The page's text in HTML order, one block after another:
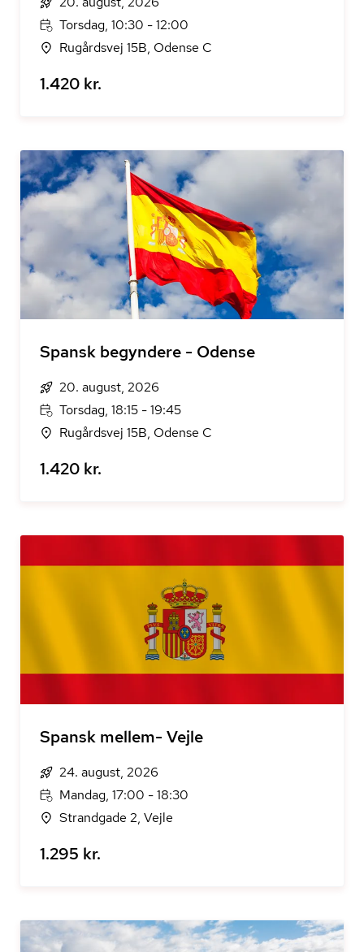
Torsdag, 10:30 - 12:00
Rugårdsvej 15B, Odense C
1.420 kr.
Spansk begyndere - Odense
20. august, 2026
Torsdag, 18:15 - 19:45
Rugårdsvej 15B, Odense C
1.420 kr.
Spansk mellem- Vejle
24. august, 2026
Mandag, 17:00 - 18:30
Strandgade 2, Vejle
1.295 kr.